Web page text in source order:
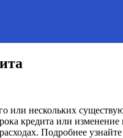
или нескольких
кредита или
Подробнее